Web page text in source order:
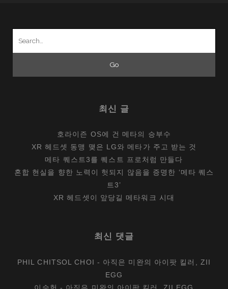
2
최신 글
호라이즌 OS에 건 메타의 승부수
XR 헤드셋 동맹 맺은 LG와 메타가 주고 받는 것
메타 퀘스트3를 퀘스트 프로처럼 만들다
혼합 현실을 향한 노력이 헛되지 않음을 증명한 ‘메타 퀘스
트3’
XR 헤드셋이 앞당길 메타워크 시대
최신 댓글
PHIL CHITSOL CHOI - 아직은 미완의 아이팟 킬러, ZII
EGG